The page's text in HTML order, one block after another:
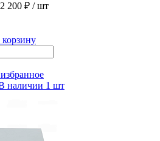
2 200 ₽ / шт
наличии 1 шт